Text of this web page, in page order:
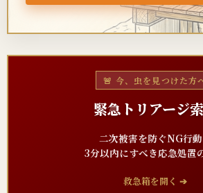
🚨 今、虫を見つけた方
緊急トリアージ
二次被害を防ぐNG行動
3分以内にすべき応急処置
救急箱を開く ➔